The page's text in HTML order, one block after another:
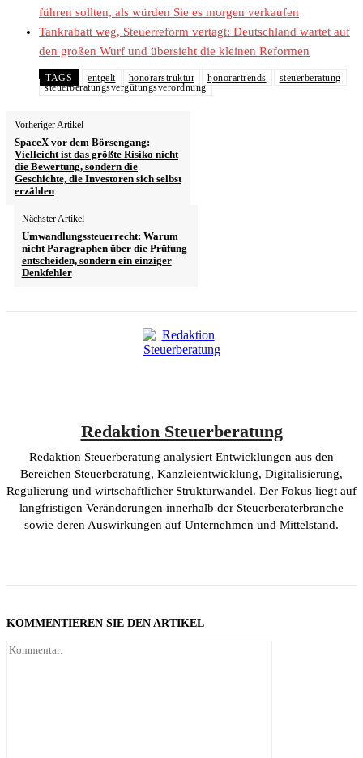
führen sollten, als würden Sie es morgen verkaufen
Tankrabatt weg, Steuerreform vertagt: Deutschland wartet auf
den großen Wurf und übersieht die kleinen Reformen
TAGS entgelt honorarstruktur honorartrends
steuerberatung
steuerberatungsvergütungsverordnung
Vorheriger Artikel
SpaceX vor dem Börsengang:
Vielleicht ist das größte Risiko nicht
die Bewertung, sondern die
Geschichte, die Investoren sich selbst
erzählen
Nächster Artikel
Umwandlungssteuerrecht: Warum
nicht Paragraphen über die Prüfung
entscheiden, sondern ein einziger
Denkfehler
Redaktion Steuerberatung
Redaktion Steuerberatung analysiert Entwicklungen aus den
Bereichen Steuerberatung, Kanzleientwicklung, Digitalisierung,
Regulierung und wirtschaftlicher Strukturwandel. Der Fokus liegt auf
langfristigen Veränderungen innerhalb der Steuerberaterbranche
sowie deren Auswirkungen auf Unternehmen und Mittelstand.
KOMMENTIEREN SIE DEN ARTIKEL